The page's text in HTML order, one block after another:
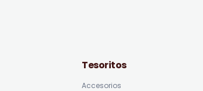
Tesoritos
Accesorios